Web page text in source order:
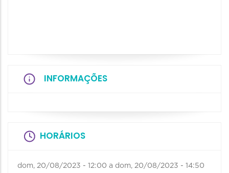
INFORMAÇÕES
HORÁRIOS
dom, 20/08/2023 - 12:00 a dom, 20/08/2023 - 14:50